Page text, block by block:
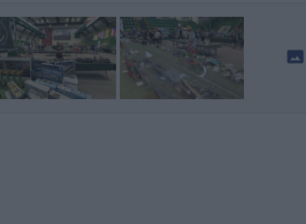
photo_size_select_actual